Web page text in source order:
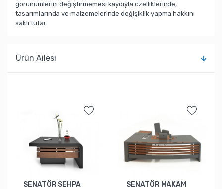
görünümlerini değiştirmemesi kaydıyla özelliklerinde,
tasarımlarında ve malzemelerinde değişiklik yapma hakkını
saklı tutar.
Ürün Ailesi
SENATÖR SEHPA
SENATÖR MAKAM